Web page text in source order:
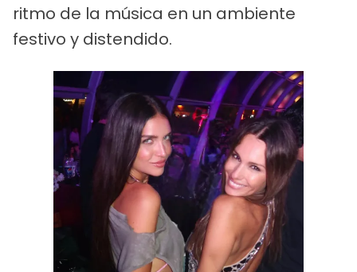
ritmo de la música en un ambiente
festivo y distendido.